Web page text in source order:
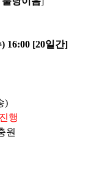
) 16:00 [20일간]
)
행
원